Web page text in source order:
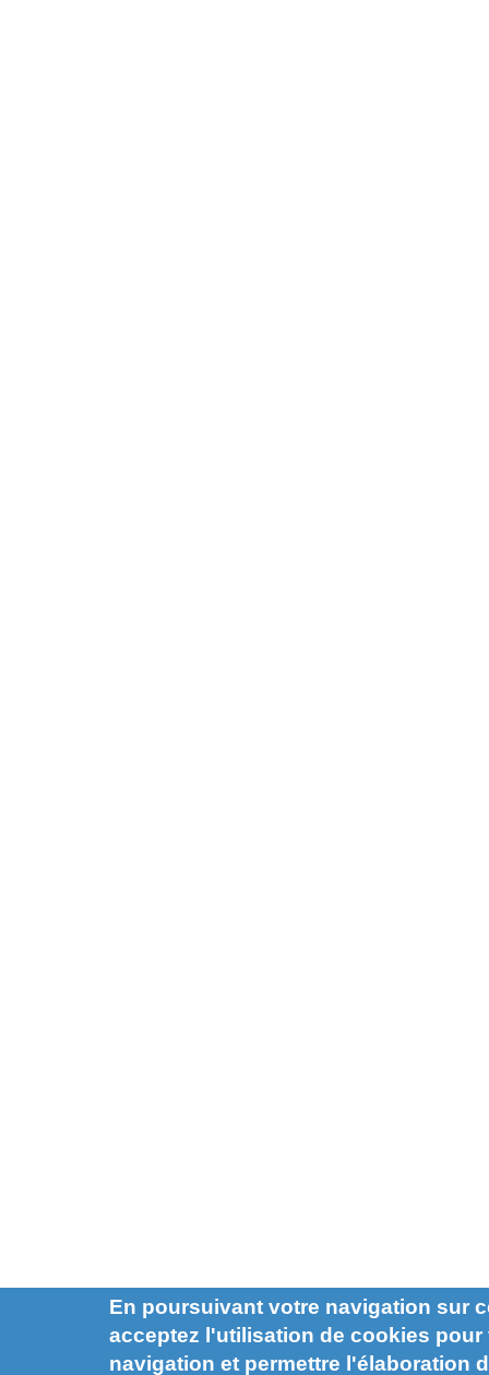
En poursuivant votre navigation sur
acceptez l'utilisation de cookies pour
navigation et permettre l'élaboration